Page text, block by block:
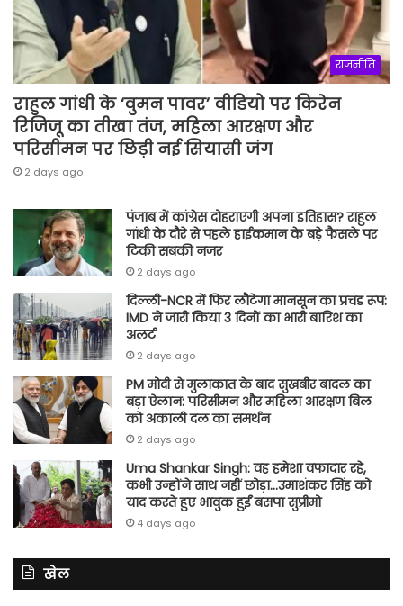
राजनीति
राहुल गांधी के ‘वुमन पावर’ वीडियो पर किरेन
रिजिजू का तीखा तंज, महिला आरक्षण और
परिसीमन पर छिड़ी नई सियासी जंग
2 days ago
पंजाब में कांग्रेस दोहराएगी अपना इतिहास? राहुल
गांधी के दौरे से पहले हाईकमान के बड़े फैसले पर
टिकी सबकी नजर
2 days ago
दिल्ली-NCR में फिर लौटेगा मानसून का प्रचंड रूप:
IMD ने जारी किया 3 दिनों का भारी बारिश का
अलर्ट
2 days ago
PM मोदी से मुलाकात के बाद सुखबीर बादल का
बड़ा ऐलान: परिसीमन और महिला आरक्षण बिल
को अकाली दल का समर्थन
2 days ago
Uma Shankar Singh: वह हमेशा वफादार रहे,
कभी उन्होंने साथ नहीं छोड़ा…उमाशंकर सिंह को
याद करते हुए भावुक हुईं बसपा सुप्रीमो
4 days ago
खेल